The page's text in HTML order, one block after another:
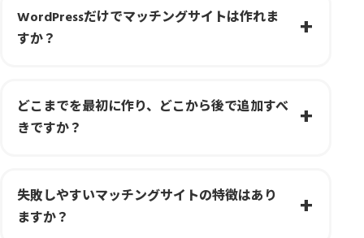
WordPressだけでマッチングサイトは作れま
すか？
どこまでを最初に作り、どこから後で追加すべ
きですか？
失敗しやすいマッチングサイトの特徴はあり
ますか？